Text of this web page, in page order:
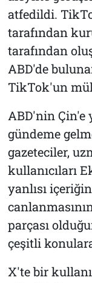
atfedildi.
tarafından
tarafından
ABD'de
TikTok'un
ABD'nin Çin'e
gündeme
gazeteciler,
kullanıcıları
yanlısı
parçası
çeşitli
X'te bir